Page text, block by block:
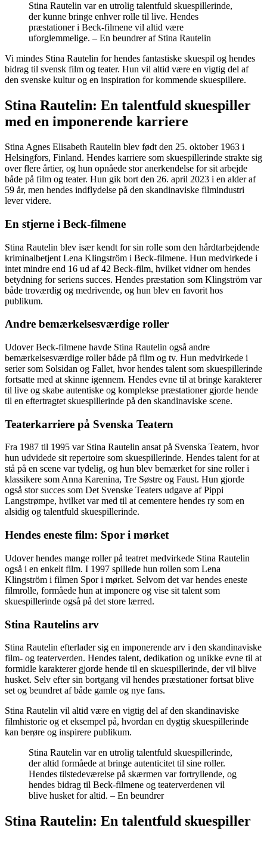
Stina Rautelin var en utrolig talentfuld skuespillerinde,
der kunne bringe enhver rolle til live. Hendes
præstationer i Beck-filmene vil altid være
uforglemmelige. – En beundrer af Stina Rautelin
Vi mindes Stina Rautelin for hendes fantastiske skuespil og hendes
bidrag til svensk film og teater. Hun vil altid være en vigtig del af
den svenske kultur og en inspiration for kommende skuespillere.
Stina Rautelin: En talentfuld skuespiller
med en imponerende karriere
Stina Agnes Elisabeth Rautelin blev født den 25. oktober 1963 i
Helsingfors, Finland. Hendes karriere som skuespillerinde strakte sig
over flere årtier, og hun opnåede stor anerkendelse for sit arbejde
både på film og teater. Hun gik bort den 26. april 2023 i en alder af
59 år, men hendes indflydelse på den skandinaviske filmindustri
lever videre.
En stjerne i Beck-filmene
Stina Rautelin blev især kendt for sin rolle som den hårdtarbejdende
kriminalbetjent Lena Klingström i Beck-filmene. Hun medvirkede i
intet mindre end 16 ud af 42 Beck-film, hvilket vidner om hendes
betydning for seriens succes. Hendes præstation som Klingström var
både troværdig og medrivende, og hun blev en favorit hos
publikum.
Andre bemærkelsesværdige roller
Udover Beck-filmene havde Stina Rautelin også andre
bemærkelsesværdige roller både på film og tv. Hun medvirkede i
serier som Solsidan og Fallet, hvor hendes talent som skuespillerinde
fortsatte med at skinne igennem. Hendes evne til at bringe karakterer
til live og skabe autentiske og komplekse præstationer gjorde hende
til en eftertragtet skuespillerinde på den skandinaviske scene.
Teaterkarriere på Svenska Teatern
Fra 1987 til 1995 var Stina Rautelin ansat på Svenska Teatern, hvor
hun udvidede sit repertoire som skuespillerinde. Hendes talent for at
stå på en scene var tydelig, og hun blev bemærket for sine roller i
klassikere som Anna Karenina, Tre Søstre og Faust. Hun gjorde
også stor succes som Det Svenske Teaters udgave af Pippi
Langstrømpe, hvilket var med til at cementere hendes ry som en
alsidig og talentfuld skuespillerinde.
Hendes eneste film: Spor i mørket
Udover hendes mange roller på teatret medvirkede Stina Rautelin
også i en enkelt film. I 1997 spillede hun rollen som Lena
Klingström i filmen Spor i mørket. Selvom det var hendes eneste
filmrolle, formåede hun at imponere og vise sit talent som
skuespillerinde også på det store lærred.
Stina Rautelins arv
Stina Rautelin efterlader sig en imponerende arv i den skandinaviske
film- og teaterverden. Hendes talent, dedikation og unikke evne til at
formidle karakterer gjorde hende til en skuespillerinde, der vil blive
husket. Selv efter sin bortgang vil hendes præstationer fortsat blive
set og beundret af både gamle og nye fans.
Stina Rautelin vil altid være en vigtig del af den skandinaviske
filmhistorie og et eksempel på, hvordan en dygtig skuespillerinde
kan berøre og inspirere publikum.
Stina Rautelin var en utrolig talentfuld skuespillerinde,
der altid formåede at bringe autenticitet til sine roller.
Hendes tilstedeværelse på skærmen var fortryllende, og
hendes bidrag til Beck-filmene og teaterverdenen vil
blive husket for altid. – En beundrer
Stina Rautelin: En talentfuld skuespiller